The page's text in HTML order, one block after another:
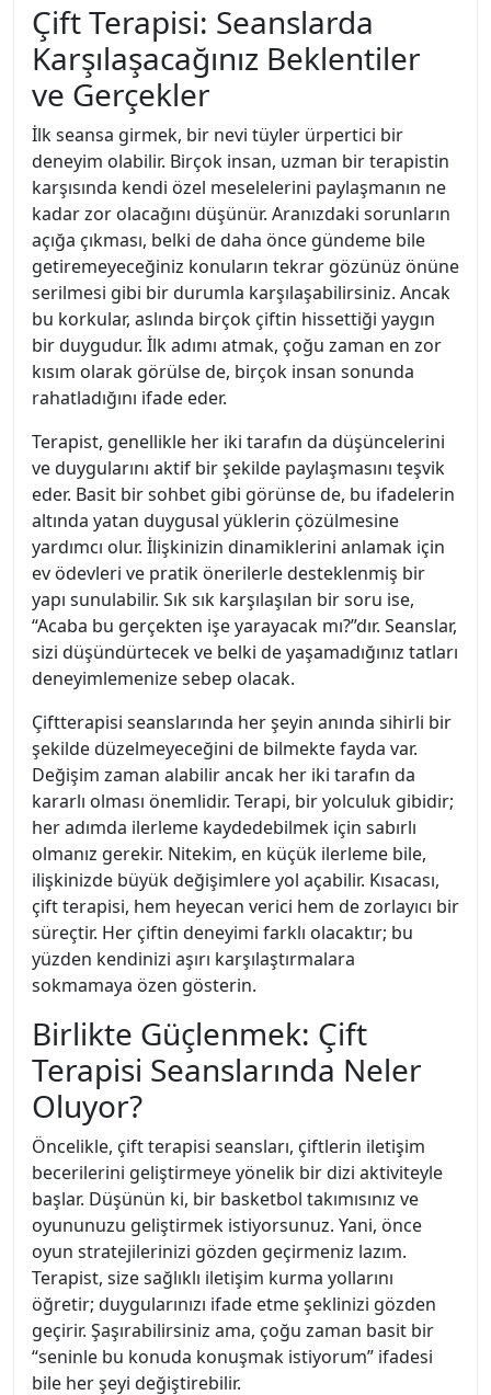
Çift Terapisi: Seanslarda
Karşılaşacağınız Beklentiler
ve Gerçekler
İlk seansa girmek, bir nevi tüyler ürpertici bir
deneyim olabilir. Birçok insan, uzman bir terapistin
karşısında kendi özel meselelerini paylaşmanın ne
kadar zor olacağını düşünür. Aranızdaki sorunların
açığa çıkması, belki de daha önce gündeme bile
getiremeyeceğiniz konuların tekrar gözünüz önüne
serilmesi gibi bir durumla karşılaşabilirsiniz. Ancak
bu korkular, aslında birçok çiftin hissettiği yaygın
bir duygudur. İlk adımı atmak, çoğu zaman en zor
kısım olarak görülse de, birçok insan sonunda
rahatladığını ifade eder.
Terapist, genellikle her iki tarafın da düşüncelerini
ve duygularını aktif bir şekilde paylaşmasını teşvik
eder. Basit bir sohbet gibi görünse de, bu ifadelerin
altında yatan duygusal yüklerin çözülmesine
yardımcı olur. İlişkinizin dinamiklerini anlamak için
ev ödevleri ve pratik önerilerle desteklenmiş bir
yapı sunulabilir. Sık sık karşılaşılan bir soru ise,
“Acaba bu gerçekten işe yarayacak mı?”dır. Seanslar,
sizi düşündürtecek ve belki de yaşamadığınız tatları
deneyimlemenize sebep olacak.
Çiftterapisi seanslarında her şeyin anında sihirli bir
şekilde düzelmeyeceğini de bilmekte fayda var.
Değişim zaman alabilir ancak her iki tarafın da
kararlı olması önemlidir. Terapi, bir yolculuk gibidir;
her adımda ilerleme kaydedebilmek için sabırlı
olmanız gerekir. Nitekim, en küçük ilerleme bile,
ilişkinizde büyük değişimlere yol açabilir. Kısacası,
çift terapisi, hem heyecan verici hem de zorlayıcı bir
süreçtir. Her çiftin deneyimi farklı olacaktır; bu
yüzden kendinizi aşırı karşılaştırmalara
sokmamaya özen gösterin.
Birlikte Güçlenmek: Çift
Terapisi Seanslarında Neler
Oluyor?
Öncelikle, çift terapisi seansları, çiftlerin iletişim
becerilerini geliştirmeye yönelik bir dizi aktiviteyle
başlar. Düşünün ki, bir basketbol takımısınız ve
oyununuzu geliştirmek istiyorsunuz. Yani, önce
oyun stratejilerinizi gözden geçirmeniz lazım.
Terapist, size sağlıklı iletişim kurma yollarını
öğretir; duygularınızı ifade etme şeklinizi gözden
geçirir. Şaşırabilirsiniz ama, çoğu zaman basit bir
“seninle bu konuda konuşmak istiyorum” ifadesi
bile her şeyi değiştirebilir.